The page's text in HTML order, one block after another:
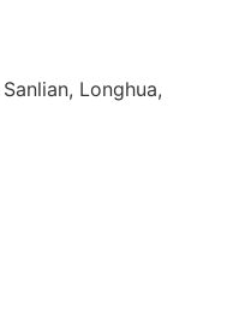
Longhua,